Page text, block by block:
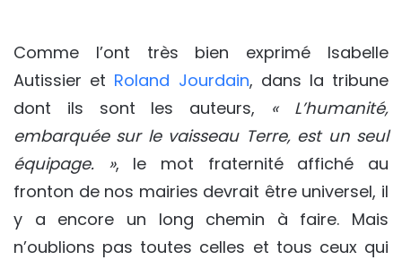
Comme l’ont très bien exprimé Isabelle
Autissier et Roland Jourdain, dans la tribune
dont ils sont les auteurs, « L’humanité,
embarquée sur le vaisseau Terre, est un seul
équipage. », le mot fraternité affiché au
fronton de nos mairies devrait être universel, il
y a encore un long chemin à faire. Mais
n’oublions pas toutes celles et tous ceux qui